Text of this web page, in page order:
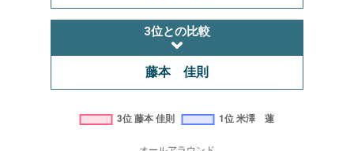
3位との比較
藤本 佳則